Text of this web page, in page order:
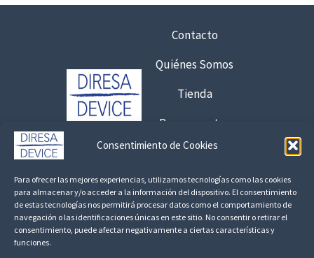
Consentimiento de Cookies
Para ofrecer las mejores experiencias, utilizamos tecnologías como las cookies
para almacenar y/o acceder a la información del dispositivo. El consentimiento
de estas tecnologías nos permitirá procesar datos como el comportamiento de
navegación o las identificaciones únicas en este sitio. No consentir o retirar el
consentimiento, puede afectar negativamente a ciertas características y
funciones.
Contacto
Quiénes Somos
Tienda
Presupuestos
925 120 845 /692 056 409
consultas@fedbuy.es
Politica de Privacidad